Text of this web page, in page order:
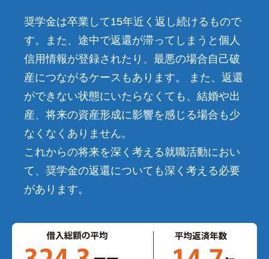
奨学金は卒業して15年近く返し続けるもので
す。また、途中で返還が滞ってしまうと個人
信用情報が登録されたり、最悪の場合自己破
産につながるケースもあります。 また、返還
ができない状態にいたらなくても、結婚や出
産、将来の資産形成に影響を感じる場合も少
なくなくありません。
これからの将来を深く考える就職活動におい
て、奨学金の返還についても深く考える必要
があります。